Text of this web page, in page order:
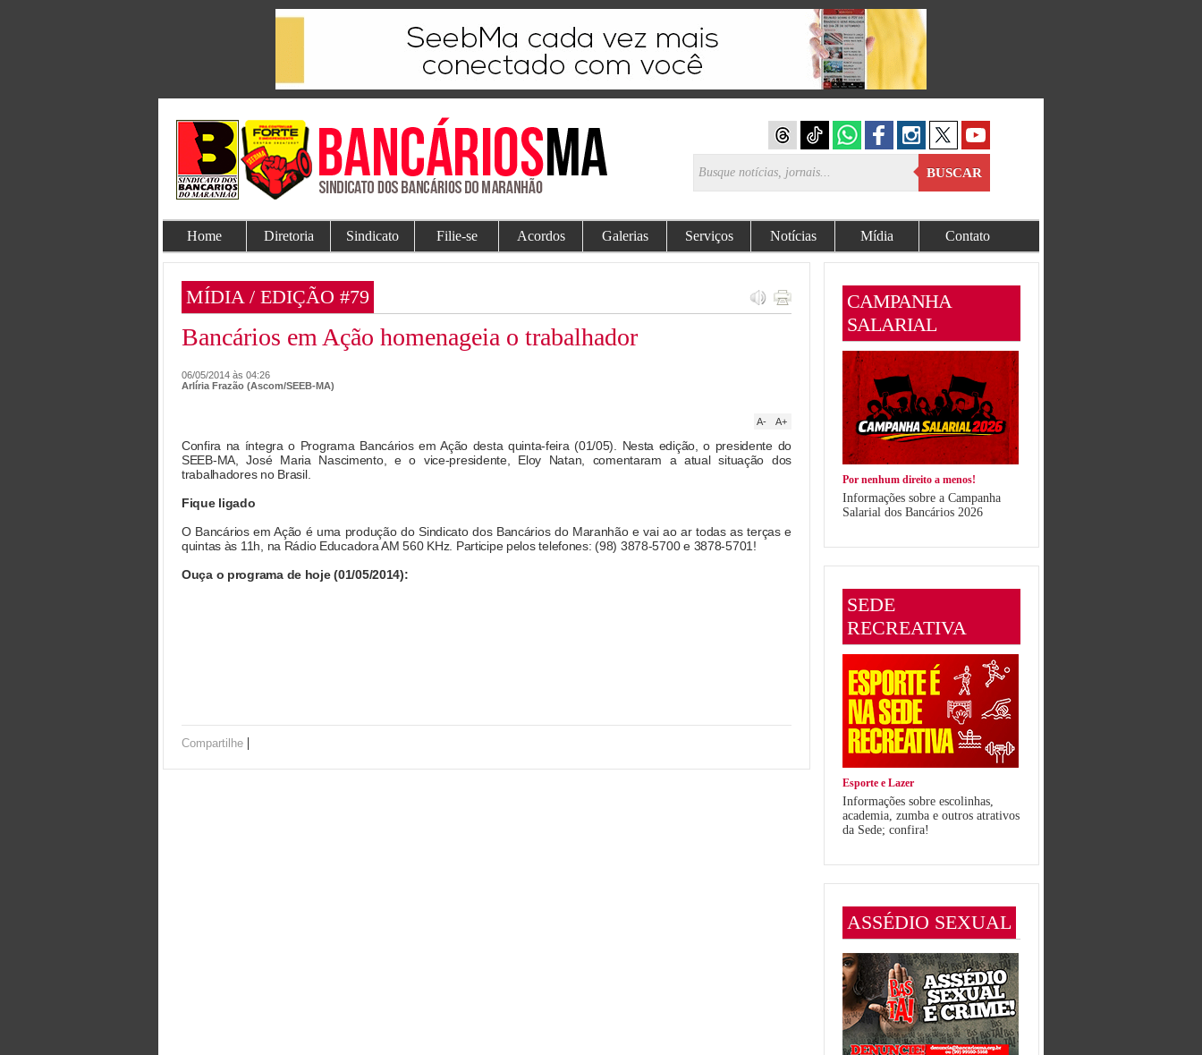
BUSCAR
Home Diretoria Sindicato Filie-se Acordos Galerias Serviços Notícias Mídia Contato
MÍDIA / EDIÇÃO #79
Bancários em Ação homenageia o trabalhador
06/05/2014 às 04:26
Arlíria Frazão (Ascom/SEEB-MA)
A+
A-
Confira na íntegra o Programa Bancários em Ação desta quinta-feira (01/05). Nesta edição, o presidente do
SEEB-MA, José Maria Nascimento, e o vice-presidente, Eloy Natan, comentaram a atual situação dos
trabalhadores no Brasil.
Fique ligado
O Bancários em Ação é uma produção do Sindicato dos Bancários do Maranhão e vai ao ar todas as terças e
quintas às 11h, na Rádio Educadora AM 560 KHz. Participe pelos telefones: (98) 3878-5700 e 3878-5701!
Ouça o programa de hoje (01/05/2014):
Compartilhe |
CAMPANHA
SALARIAL
Por nenhum direito a menos!
Informações sobre a Campanha
Salarial dos Bancários 2026
SEDE
RECREATIVA
Esporte e Lazer
Informações sobre escolinhas,
academia, zumba e outros atrativos
da Sede; confira!
ASSÉDIO SEXUAL